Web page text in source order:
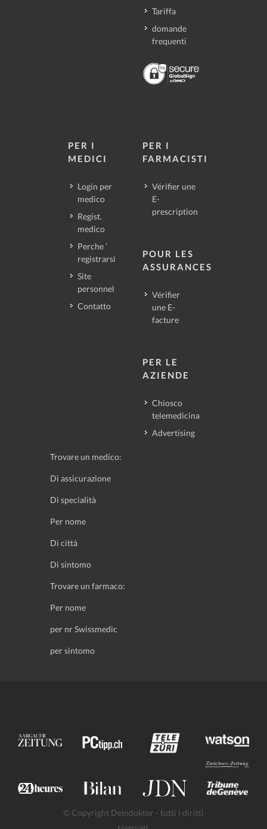
Tariffa
domande
frequenti
PER I
MEDICI
Login per
medico
Regist.
medico
Perche ’
registrarsi
Site
personnel
Contatto
PER I
FARMACISTI
Vérifier une
E-
prescription
POUR LES
ASSURANCES
Vérifier
une E-
facture
PER LE
AZIENDE
Chiosco
telemedicina
Advertising
Trovare un medico:
Di assicurazione
Di specialità
Per nome
Di città
Di sintomo
Trovare un farmaco:
Per nome
per nr Swissmedic
per sintomo
© Copyright Deindoktor - tutti i diritti